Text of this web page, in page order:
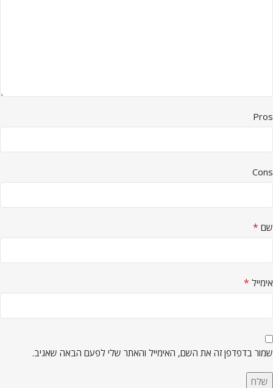
Pros
Cons
שם *
אימייל *
שמור בדפדפן זה את השם, האימייל והאתר שלי לפעם הבאה שאגיב.